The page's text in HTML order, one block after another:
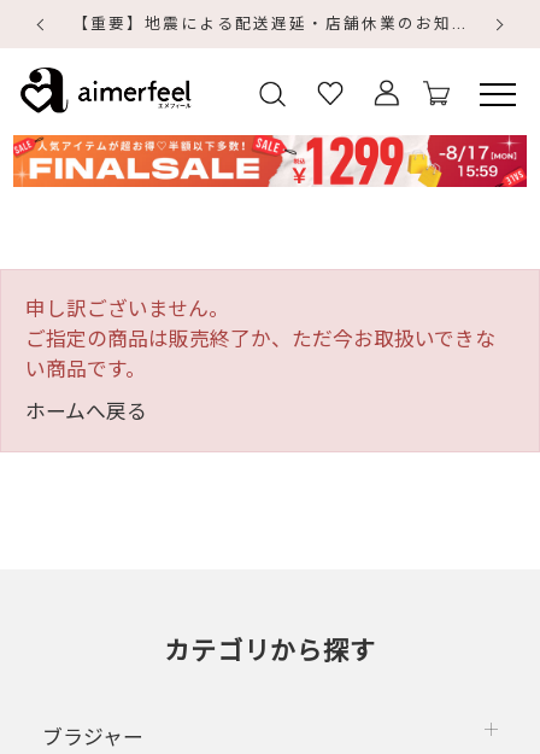
【重要】地震による配送遅延・店舗休業のお知らせ
申し訳ございません。
ご指定の商品は販売終了か、ただ今お取扱いできな
い商品です。
ホームへ戻る
カテゴリから探す
ブラジャー